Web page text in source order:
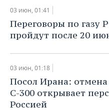
03 июн, 01:41
Переговоры по газу
пройдут после 20
03 июн, 01:18
Посол Ирана:
С-300 открывает
Россией